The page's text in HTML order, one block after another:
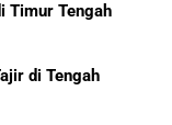
Timur Tengah
di Tengah